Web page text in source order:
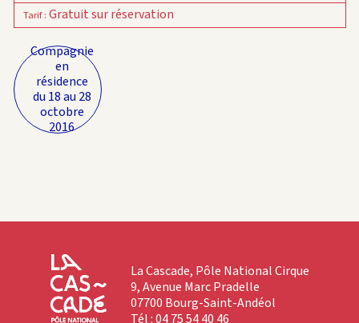
Tarif: Gratuit sur réservation
Compagnie
en
résidence
du 18 au 28
octobre
2016
La Cascade, Pôle National Cirque
9, Avenue Marc Pradelle
07700 Bourg-Saint-Andéol
Tél : 04 75 54 40 46